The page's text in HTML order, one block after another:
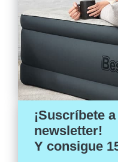
¡Suscríbete
newsletter!
Y consigue